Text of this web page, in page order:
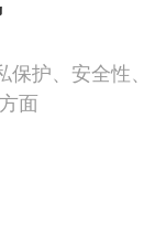
护、安全性、
面